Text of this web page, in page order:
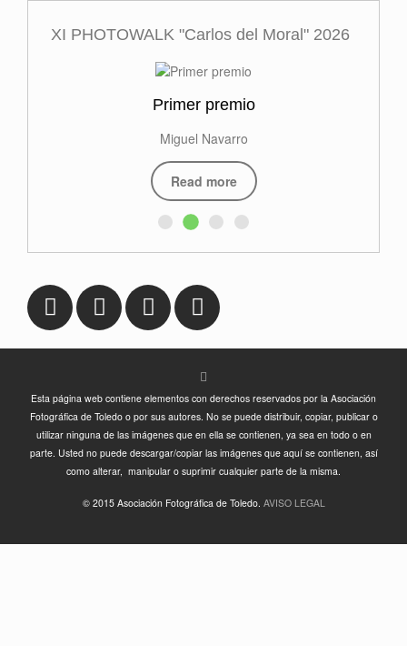
XI PHOTOWALK "Carlos del Moral" 2026
Primer premio
Miguel Navarro
Read more
Esta página web contiene elementos con derechos reservados por la Asociación
Fotográfica de Toledo o por sus autores. No se puede distribuir, copiar, publicar o
utilizar ninguna de las imágenes que en ella se contienen, ya sea en todo o en
parte. Usted no puede descargar/copiar las imágenes que aquí se contienen, así
como alterar, manipular o suprimir cualquier parte de la misma.
© 2015 Asociación Fotográfica de Toledo. AVISO LEGAL